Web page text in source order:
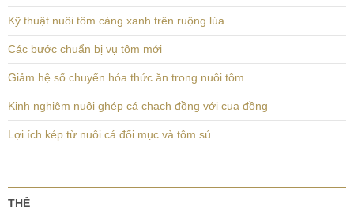
Kỹ thuật nuôi tôm càng xanh trên ruộng lúa
Các bước chuẩn bị vụ tôm mới
Giảm hệ số chuyển hóa thức ăn trong nuôi tôm
Kinh nghiệm nuôi ghép cá chạch đồng với cua đồng
Lợi ích kép từ nuôi cá đối mục và tôm sú
THẺ